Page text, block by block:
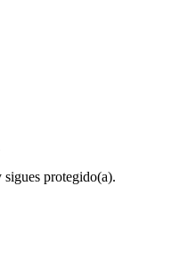
sigues protegido(a).